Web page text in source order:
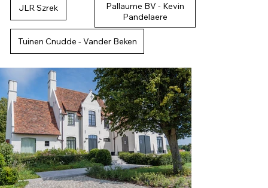
JLR Szrek
Tuinen Cnudde - Vander Beken
Bouwwerken Frach bv
Bloemenateljee Wim
De Ruyver
Pallaume BV - Kevin
Pandelaere